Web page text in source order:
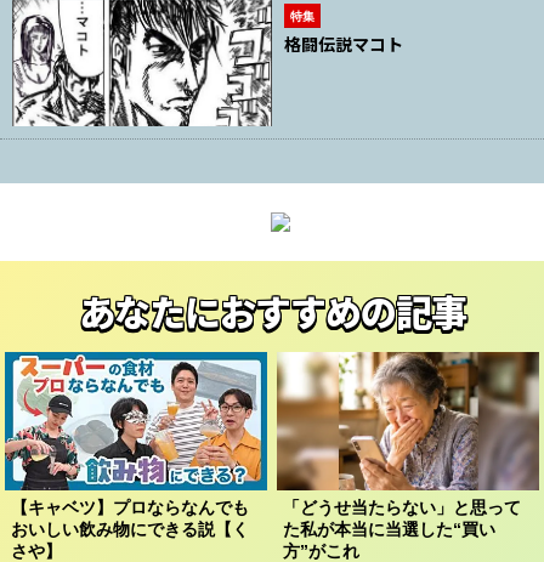
特集
格闘伝説マコト
あなたにおすすめの記事
【キャベツ】プロならなんでも
おいしい飲み物にできる説【く
さや】
「どうせ当たらない」と思って
た私が本当に当選した“買い
方”がこれ